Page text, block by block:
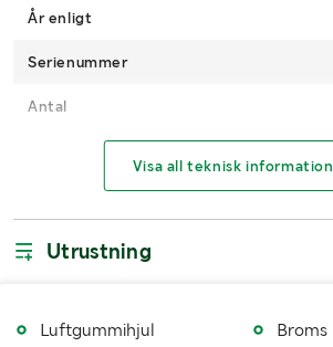
År enligt
Serienummer
Antal
MÅTT OCH VIKT:
Bredd (mm)
Visa all teknisk information
Utrustning
Luftgummihjul Broms